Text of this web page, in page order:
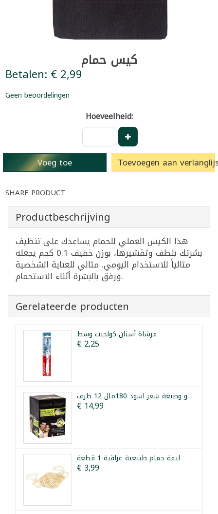
كيس حمام
Betalen: € 2,99
Geen beoordelingen
Hoeveelheid:
Voeg toe Toevoegen aan
SHARE PRODUCT
Productbeschrijving
هذا الكيس العملي للحمام يساعدك على تنظيف
بشرتك بلطف وتقشيرها، بوزن خفيف 0.1 كجم يجعله
مثالياً للاستخدام اليومي. مثالي للعناية الشخصية
ورفق بالبشرة أثناء الاستحمام.
Gerelateerde producten
فرشاة أسنان كولجيت وسط
€ 2,25
شامبو وصبغة شعر اسود 180ملل 12 ظرف
€ 14,99
ليفة حمام طبيعية عراقية 1 قطعة
€ 3,99